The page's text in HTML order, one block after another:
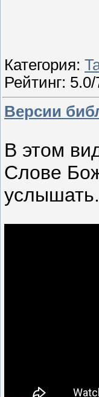
Категория:
Рейтинг: 5.0/
Версии
В этом
Слове